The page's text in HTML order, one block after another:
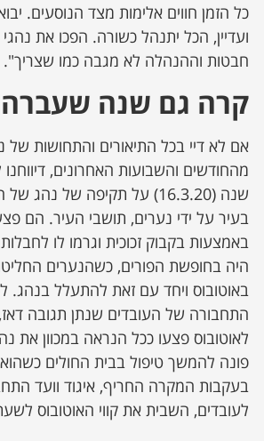
כל הזמן חווים אלימות מצד הנוסעים.
ועדיין, הכל יתנהל כשורה. הפכו את
חבטות וההנהלה לא מגבה כמו שצריך".
קרה גם שנה שעברה
אם לא דיי בכל התיאורים והתחושות של
מהחודשים והשבועות האחרונים, דיווחנו
שנה (16.3.20) על תקיפה של
בעיר על ידי נערים, תושבי העיר. הם
באמצעות בקבוק זכוכית וגרמו לו
היה בחופשת הפורים, כשהנערים
באוטובוס ויחד עם זאת להתעלל בנהג.
התחבורה של העובדים שנתן תגובה
לאוטובוס פצעו ככל הנראה במכוון את
פונה להמשך טיפול בבית החולים
בעקבות המקרה החריף, איגוד וועד
לעובדים, השבית את קווי האוטובוס